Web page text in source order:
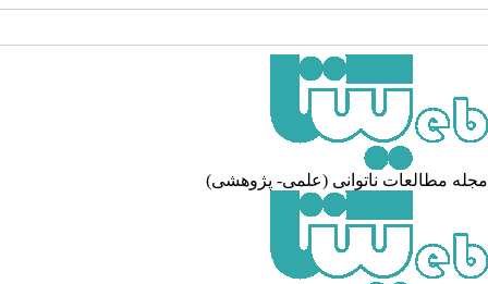
مطالعات ناتوانی (علمی- پژوهشی)